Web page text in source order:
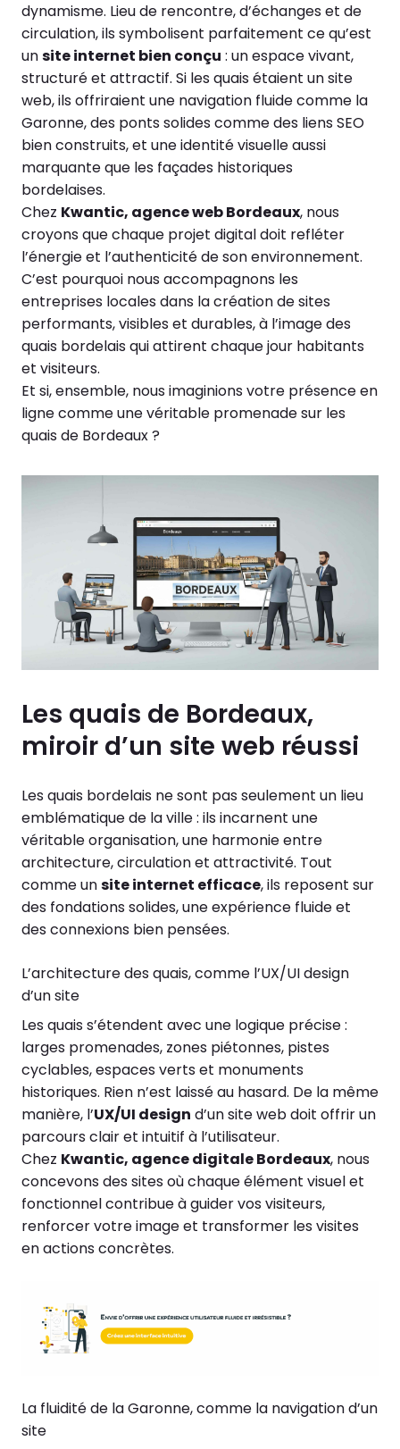
dynamisme. Lieu de rencontre, d’échanges et de
circulation, ils symbolisent parfaitement ce qu’est
unsite internet bien conçu : un espace vivant,
structuré et attractif. Si les quais étaient un site
web, ils offriraient une navigation fluide comme la
Garonne, des ponts solides comme des liens SEO
bien construits, et une identité visuelle aussi
marquante que les façades historiques
bordelaises.
Chez Kwantic, agence web Bordeaux, nous
croyons que chaque projet digital doit refléter
l’énergie et l’authenticité de son environnement.
C’est pourquoi nous accompagnons les
entreprises locales dans la création de sites
performants, visibles et durables, à l’image des
quais bordelais qui attirent chaque jour habitants
et visiteurs.
Et si, ensemble, nous imaginions votre présence en
ligne comme une véritable promenade sur les
quais de Bordeaux ?
Les quais de Bordeaux,
miroir d’un site web réussi
Les quais bordelais ne sont pas seulement un lieu
emblématique de la ville : ils incarnent une
véritable organisation, une harmonie entre
architecture, circulation et attractivité. Tout
comme unsite internet efficace, ils reposent sur
des fondations solides, une expérience fluide et
des connexions bien pensées.
L’architecture des quais, comme l’UX/UI design
d’un site
Les quais s’étendent avec une logique précise :
larges promenades, zones piétonnes, pistes
cyclables, espaces verts et monuments
historiques. Rien n’est laissé au hasard. De la même
manière, l’UX/UI design d’un site web doit offrir un
parcours clair et intuitif à l’utilisateur.
Chez Kwantic, agence digitale Bordeaux, nous
concevons des sites où chaque élément visuel et
fonctionnel contribue à guider vos visiteurs,
renforcer votre image et transformer les visites
en actions concrètes.
La fluidité de la Garonne, comme la navigation d’un
site